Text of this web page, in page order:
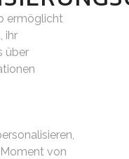
ermöglicht
ihr
über
Moment von